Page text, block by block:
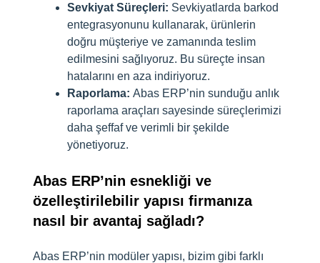
Sevkiyat Süreçleri: Sevkiyatlarda barkod
entegrasyonunu kullanarak, ürünlerin
doğru müşteriye ve zamanında teslim
edilmesini sağlıyoruz. Bu süreçte insan
hatalarını en aza indiriyoruz.
Raporlama: Abas ERP’nin sunduğu anlık
raporlama araçları sayesinde süreçlerimizi
daha şeffaf ve verimli bir şekilde
yönetiyoruz.
Abas ERP’nin esnekliği ve
özelleştirilebilir yapısı firmanıza
nasıl bir avantaj sağladı?
Abas ERP’nin modüler yapısı, bizim gibi farklı